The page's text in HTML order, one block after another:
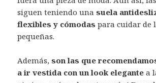
siguen teniendo unasuela
flexibles y cómodas para cuidar de
pequeñas.
Además,son las que
a ir vestida con un look elegante a